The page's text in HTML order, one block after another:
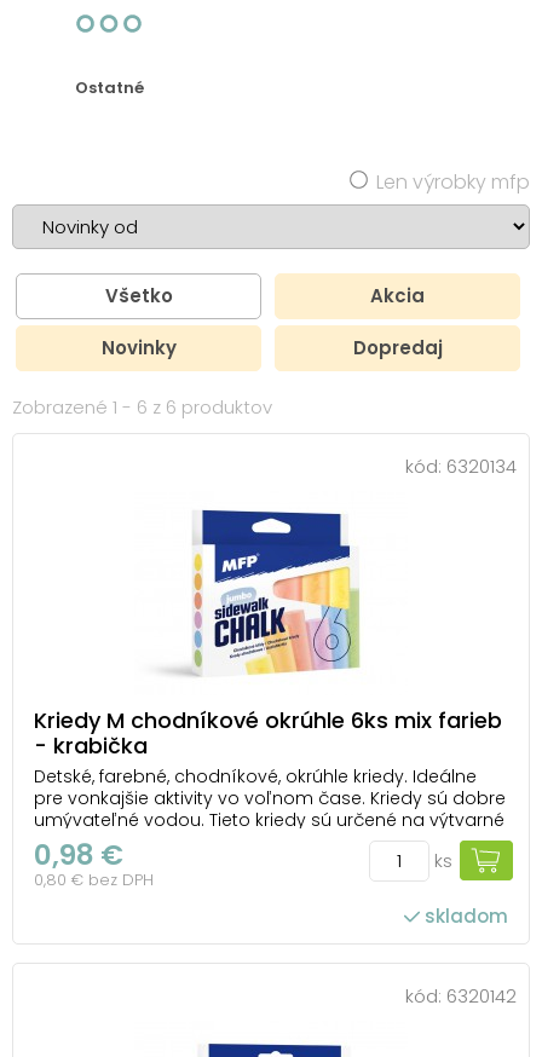
Ostatné
Len výrobky mfp
Všetko Akcia
Novinky Dopredaj
Zobrazené 1 - 6 z 6 produktov
kód: 6320134
Kriedy M chodníkové okrúhle 6ks mix farieb
- krabička
Detské, farebné, chodníkové, okrúhle kriedy. Ideálne
pre vonkajšie aktivity vo voľnom čase. Kriedy sú dobre
umývateľné vodou. Tieto kriedy sú určené na výtvarné
a umelecké účely. BALENIE OBSAHUJE: - 6 ks farebných
okrúhlych kried ( červená, ružová, žltá, modrá, zelená,
hnedá) VAROVANIE: N...
0,98 €
0,80 € bez DPH
ks
skladom
kód: 6320142